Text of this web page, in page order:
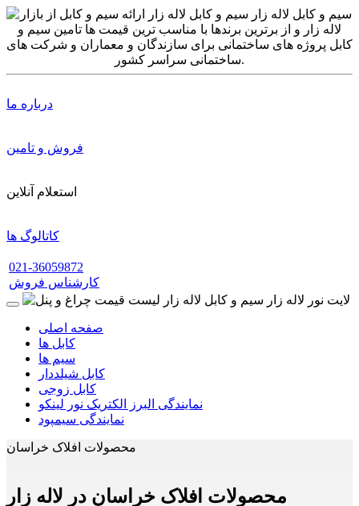
درباره ما
فروش و تامین
استعلام آنلاین
کاتالوگ ها
021-36059872
کارشناس فروش
صفحه اصلی
کابل ها
سیم ها
کابل شیلددار
کابل زوجی
نمایندگی البرز الکتریک نور لینکو
نمایندگی سیمپود
محصولات افلاک خراسان
محصولات افلاک خراسان در لاله زار